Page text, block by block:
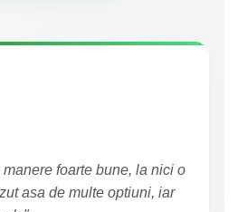
foarte bune, la nici o
asa de multe optiuni, iar